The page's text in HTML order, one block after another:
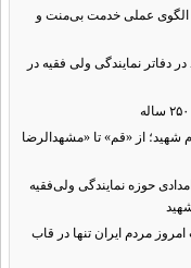
الگوی عملی خدمت بی‌منت و
شهید در دفاتر نمایندگی ولی فقیه در
شهید؛ از «قم» تا «مشهدالرضا
حوزه نمایندگی ولی‌فقیه
مردم ایران تنها در قاب